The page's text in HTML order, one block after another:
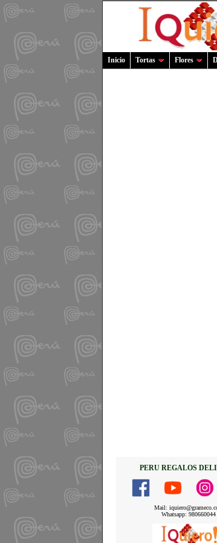
Inicio Tortas Flores
PERU REGALOS
Mail:
Whatsapp: 980660044